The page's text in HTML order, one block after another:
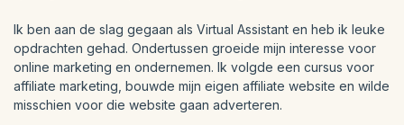
Ik ben aan de slag gegaan als Virtual Assistant en heb ik leuke
opdrachten gehad. Ondertussen groeide mijn interesse voor
online marketing en ondernemen. Ik volgde een cursus voor
affiliate marketing, bouwde mijn eigen affiliate website en wilde
misschien voor die website gaan adverteren.